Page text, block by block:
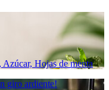
Hojas de menta
giro ardiente!